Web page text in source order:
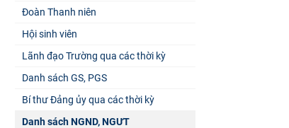
Đoàn Thanh niên
Hội sinh viên
Lãnh đạo Trường qua các thời kỳ
Danh sách GS, PGS
Bí thư Đảng ủy qua các thời kỳ
Danh sách NGND, NGƯT